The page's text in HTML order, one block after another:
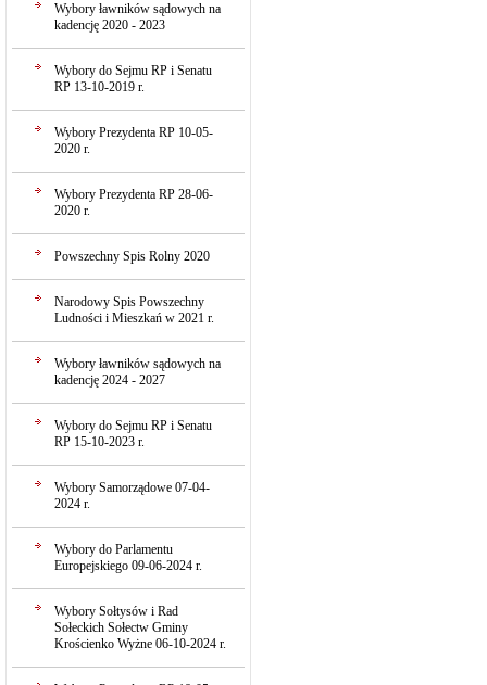
Wybory ławników sądowych na
kadencję 2020 - 2023
Wybory do Sejmu RP i Senatu
RP 13-10-2019 r.
Wybory Prezydenta RP 10-05-
2020 r.
Wybory Prezydenta RP 28-06-
2020 r.
Powszechny Spis Rolny 2020
Narodowy Spis Powszechny
Ludności i Mieszkań w 2021 r.
Wybory ławników sądowych na
kadencję 2024 - 2027
Wybory do Sejmu RP i Senatu
RP 15-10-2023 r.
Wybory Samorządowe 07-04-
2024 r.
Wybory do Parlamentu
Europejskiego 09-06-2024 r.
Wybory Sołtysów i Rad
Sołeckich Sołectw Gminy
Krościenko Wyżne 06-10-2024 r.